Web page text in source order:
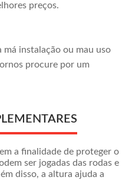
preços.
má instalação ou mau uso
procure por um
a finalidade de proteger o
ser jogadas das rodas e
disso, a altura ajuda a